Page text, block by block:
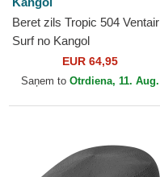
Beret zils Tropic 504 Ventair
Surf no Kangol
EUR 64,95
Saņem to Otrdiena, 11. Aug.